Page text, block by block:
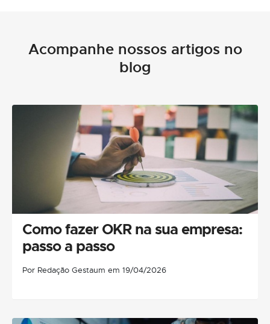
Acompanhe nossos artigos no
blog
Como fazer OKR na sua empresa:
passo a passo
Por Redação Gestaum em 19/04/2026